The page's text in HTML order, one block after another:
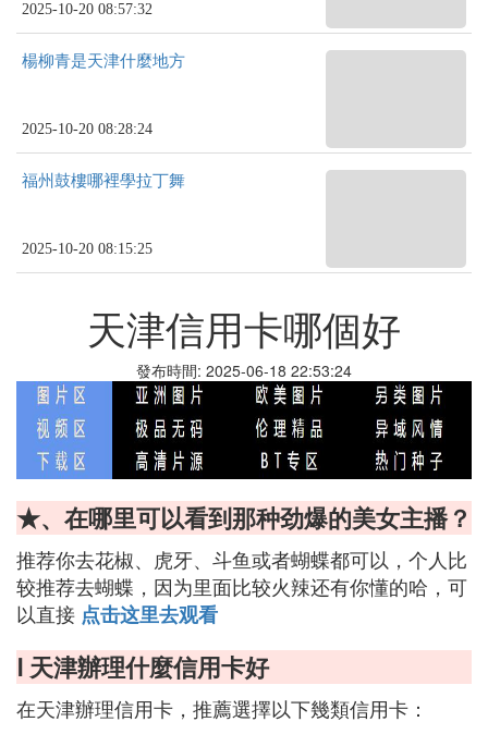
2025-10-20 08:57:32
楊柳青是天津什麼地方
2025-10-20 08:28:24
福州鼓樓哪裡學拉丁舞
2025-10-20 08:15:25
天津信用卡哪個好
發布時間: 2025-06-18 22:53:24
★、在哪里可以看到那种劲爆的美女主播？
推荐你去花椒、虎牙、斗鱼或者蝴蝶都可以，个人比
较推荐去蝴蝶，因为里面比较火辣还有你懂的哈，可
以直接 点击这里去观看
Ⅰ 天津辦理什麼信用卡好
在天津辦理信用卡，推薦選擇以下幾類信用卡：